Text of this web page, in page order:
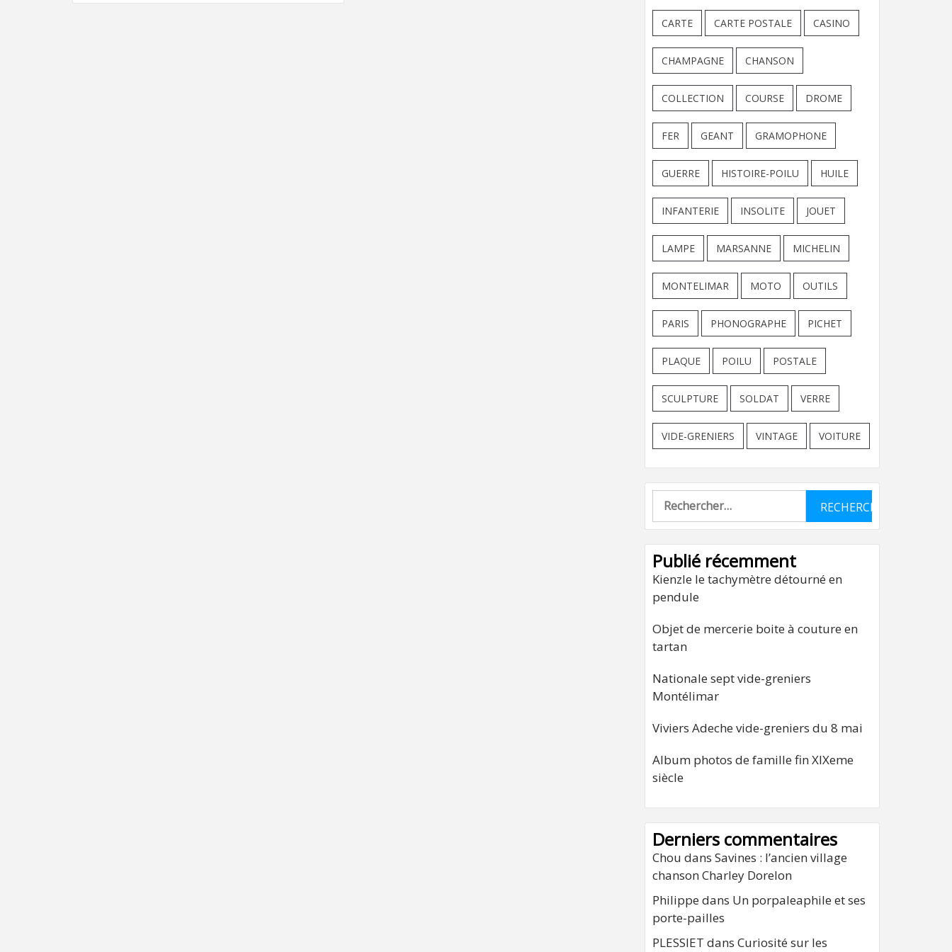
CARTE CARTE POSTALE CASINO
CHAMPAGNE CHANSON
COLLECTION COURSE DROME
FER GEANT GRAMOPHONE
GUERRE HISTOIRE-POILU HUILE
INFANTERIE INSOLITE JOUET
LAMPE MARSANNE MICHELIN
MONTELIMAR MOTO OUTILS
PARIS PHONOGRAPHE PICHET
PLAQUE POILU POSTALE
SCULPTURE SOLDAT VERRE
VIDE-GRENIERS VINTAGE VOITURE
Rechercher :
Publié récemment
Kienzle le tachymètre détourné en
pendule
Objet de mercerie boite à couture en
tartan
Nationale sept vide-greniers
Montélimar
Viviers Adeche vide-greniers du 8 mai
Album photos de famille fin XIXeme
siècle
Derniers commentaires
Chou dans Savines : l’ancien village
chanson Charley Dorelon
Philippe dans Un porpaleaphile et ses
porte-pailles
PLESSIET dans Curiosité sur les